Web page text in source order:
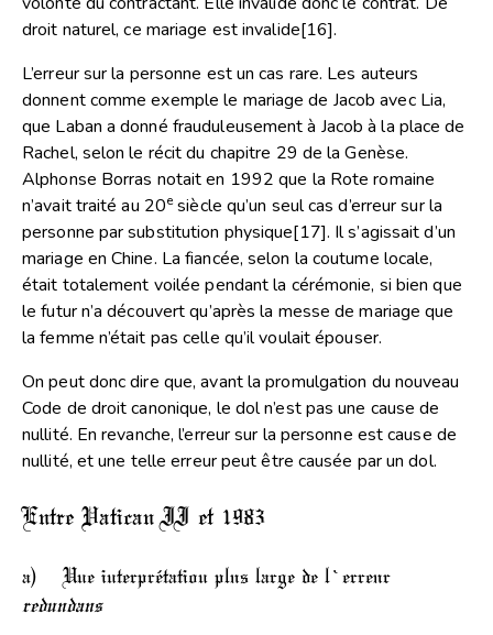
droit naturel, ce mariage est invalide[16].
L’erreur sur la personne est un cas rare. Les auteurs
donnent comme exemple le mariage de Jacob avec Lia,
que Laban a donné frauduleusement à Jacob à la place de
Rachel, selon le récit du chapitre 29 de la Genèse.
Alphonse Borras notait en 1992 que la Rote romaine
n’avait traité au 20esiècle qu’un seul cas d’erreur sur la
personne par substitution physique[17]. Il s’agissait d’un
mariage en Chine. La fiancée, selon la coutume locale,
était totalement voilée pendant la cérémonie, si bien que
le futur n’a découvert qu’après la messe de mariage que
la femme n’était pas celle qu’il voulait épouser.
On peut donc dire que, avant la promulgation du nouveau
Code de droit canonique, le dol n’est pas une cause de
nullité. En revanche, l’erreur sur la personne est cause de
nullité, et une telle erreur peut être causée par un dol.
Entre Vatican II et 1983
a) Une interprétation plus large de l’erreur
redundans